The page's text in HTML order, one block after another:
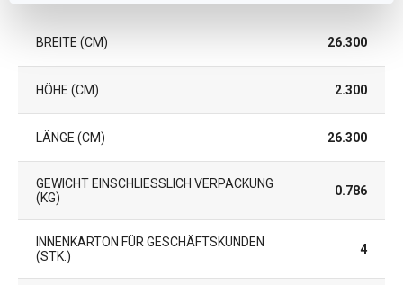
BREITE (CM) 26.300
HÖHE (CM) 2.300
LÄNGE (CM) 26.300
GEWICHT EINSCHLIESSLICH VERPACKUNG (
KG)
0.786
INNENKARTON FÜR GESCHÄFTSKUNDEN
(STK.)
4